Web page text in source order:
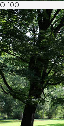
100